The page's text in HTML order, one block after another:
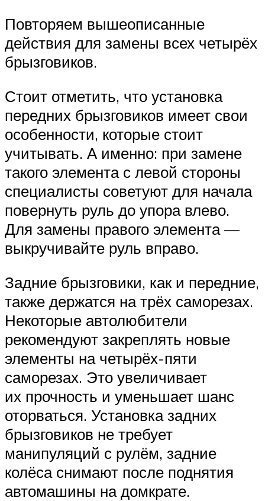
Повторяем вышеописанные
действия для замены всех четырёх
брызговиков.
Стоит отметить, что установка
передних брызговиков имеет свои
особенности, которые стоит
учитывать. А именно: при замене
такого элемента с левой стороны
специалисты советуют для начала
повернуть руль до упора влево.
Для замены правого элемента —
выкручивайте руль вправо.
Задние брызговики, как и передние,
также держатся на трёх саморезах.
Некоторые автолюбители
рекомендуют закреплять новые
элементы на четырёх-пяти
саморезах. Это увеличивает
их прочность и уменьшает шанс
оторваться. Установка задних
брызговиков не требует
манипуляций с рулём, задние
колёса снимают после поднятия
автомашины на домкрате.